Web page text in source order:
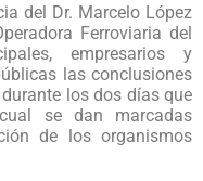
del Dr. Marcelo López
Ferroviaria del
empresarios y
las conclusiones
los dos días que
se dan marcadas
de los organismos